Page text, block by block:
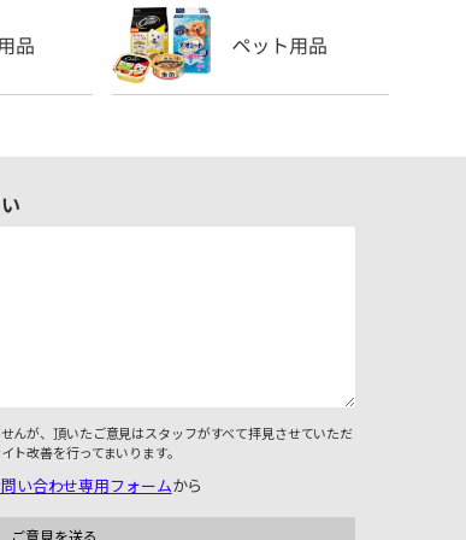
んが、頂いたご意見はスタッフがすべて拝見させていただ
ト改善を行ってまいります。
い合わせ専用フォームから